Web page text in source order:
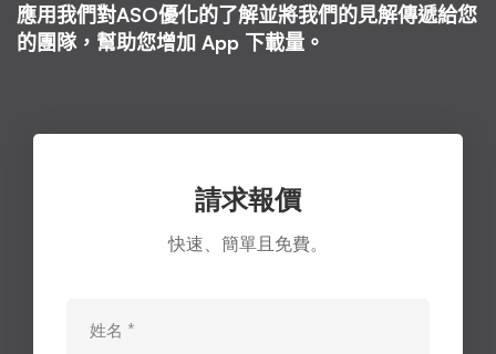
應用我們對ASO優化的了解並將我們的見解傳遞給您
的團隊，幫助您增加 App 下載量。
請求報價
快速、簡單且免費。